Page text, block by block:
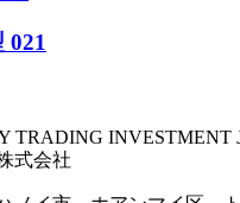
021
式会社